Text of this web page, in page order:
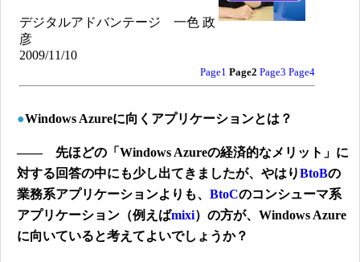
デジタルアドバンテージ 一色 政
彦
2009/11/10
Page1 Page2 Page3 Page4
●Windows Azureに向くアプリケーションとは？
―― 先ほどの「Windows Azureの経済的なメリット」に
対する回答の中にも少し出てきましたが、やはりBtoBの
業務系アプリケーションよりも、 BtoCのコンシューマ系
アプリケーション（例えばmixi）の方が、Windows Azure
に向いていると考えてよいでしょうか？